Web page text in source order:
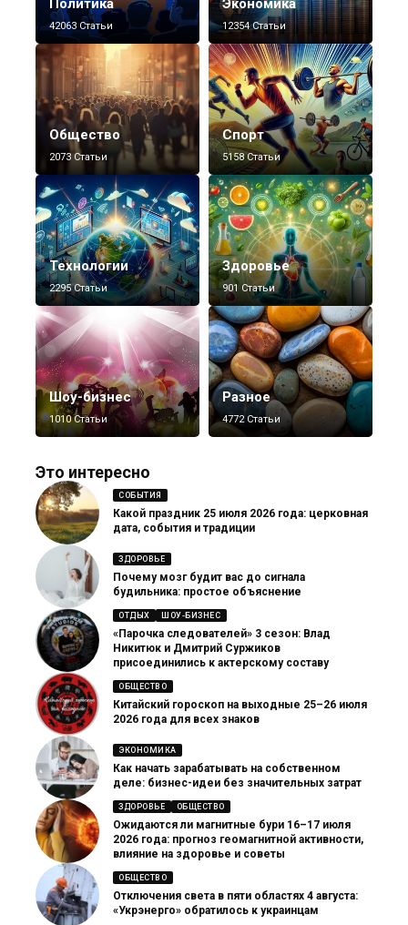
42063 Статьи 12354 Статьи
Общество
2073 Статьи
Спорт
5158 Статьи
Технологии
2295 Статьи
Здоровье
901 Статьи
Шоу-бизнес
1010 Статьи
Разное
4772 Статьи
Это интересно
СОБЫТИЯ
Какой праздник 25 июля 2026 года: церковная
дата, события и традиции
ЗДОРОВЬЕ
Почему мозг будит вас до сигнала
будильника: простое объяснение
ОТДЫХ ШОУ-БИЗНЕС
«Парочка следователей» 3 сезон: Влад
Никитюк и Дмитрий Суржиков
присоединились к актерскому составу
ОБЩЕСТВО
Китайский гороскоп на выходные 25–26 июля
2026 года для всех знаков
ЭКОНОМИКА
Как начать зарабатывать на собственном
деле: бизнес-идеи без значительных затрат
ЗДОРОВЬЕ ОБЩЕСТВО
Ожидаются ли магнитные бури 16–17 июля
2026 года: прогноз геомагнитной активности,
влияние на здоровье и советы
ОБЩЕСТВО
Отключения света в пяти областях 4 августа:
«Укрэнерго» обратилось к украинцам